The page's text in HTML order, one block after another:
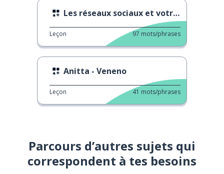
Les réseaux sociaux et votre cerveau
Leçon 97 mots/phrases
Anitta - Veneno
Leçon 41 mots/phrases
Parcours d’autres sujets qui
correspondent à tes besoins